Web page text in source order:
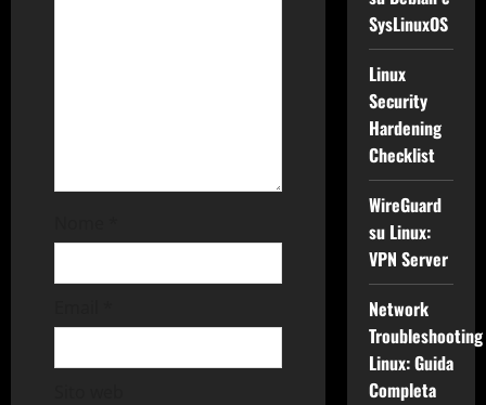
i
c
o
l
o
SysLinuxOS
Linux
Security
Hardening
Checklist
WireGuard
su Linux:
VPN Server
Network
Troubleshooting
Linux: Guida
Completa